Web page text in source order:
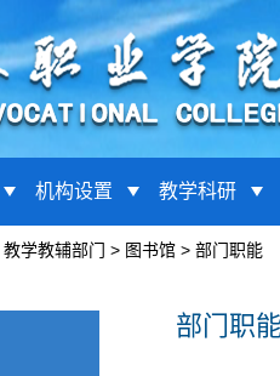
机构设置 教学科研
教学教辅部门 > 图书馆 > 部门职能
部门职能